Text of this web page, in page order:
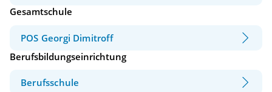
Gesamtschule
POS Georgi Dimitroff
Berufsbildungseinrichtung
Berufsschule